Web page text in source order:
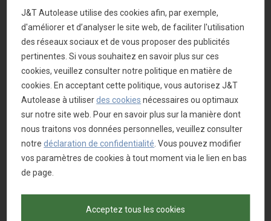
Shortlease & Rent
Optez pour la flexibilité
J&T Autolease utilise des cookies afin, par exemple,
d'améliorer et d’analyser le site web, de faciliter l'utilisation
des réseaux sociaux et de vous proposer des publicités
pertinentes. Si vous souhaitez en savoir plus sur ces
cookies, veuillez consulter notre politique en matière de
cookies. En acceptant cette politique, vous autorisez J&T
Autolease à utiliserdes cookies nécessaires ou optimaux
sur notre site web. Pour en savoir plus sur la manière dont
nous traitons vos données personnelles, veuillez consulter
notredéclaration de confidentialité . Vous pouvez modifier
vos paramètres de cookies à tout moment via le lien en bas
de page.
Acceptez tous les cookies